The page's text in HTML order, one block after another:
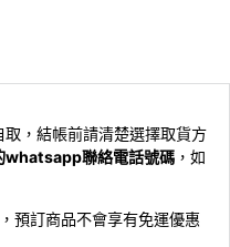
取，結帳前請清楚選擇取貨方
whatsapp聯絡電話號碼 ，如
預訂商品不會享有免運優惠